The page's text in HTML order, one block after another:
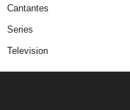
Cantantes
Series
Television